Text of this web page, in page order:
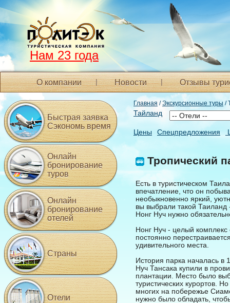
Нам 23 года
О компании Новости Отзывы
Главная /Экскурсионные туры /
Тайланд
Цены Спецпредложения
Тропический
Есть в туристическом
впечатление, что он
необыкновенно яркий,
вы выбрали такой
Нонг Нуч нужно
Нонг Нуч - целый комплекс
постоянно
удивительного места.
История парка началась в
Нуч Тансака купили в
плантации. Место было
туристических курортов.
многих на побережье
нужно было обладать,
Быстрая заявка
Сэкономь время
Онлайн
бронирование
туров
Онлайн
бронирование
отелей
Страны
Отели